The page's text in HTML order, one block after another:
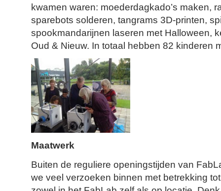
kwamen waren: moederdagkado’s maken,
sparebots solderen, tangrams 3D-printen,
spookmandarijnen laseren met Halloween,
Oud & Nieuw. In totaal hebben 82 kinderen
Maatwerk
Buiten de reguliere openingstijden van
we veel verzoeken binnen met betrekking